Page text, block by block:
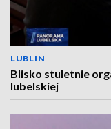
LUBLIN
Blisko stuletnie
lubelskiej